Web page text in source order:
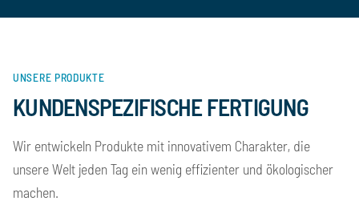
UNSERE PRODUKTE
KUNDENSPEZIFISCHE FERTIGUNG
Wir entwickeln Produkte mit innovativem Charakter, die
unsere Welt jeden Tag ein wenig effizienter und ökologischer
machen.